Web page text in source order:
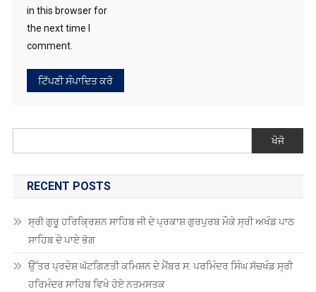
the next time I
comment.
ਖੋਜੋ
RECENT POSTS
ਸਾਹਿਬ ਦੇ ਪਾਏ ਭੋਗ
ਉੱਤਰ ਪ੍ਰਦੇਸ਼ ਘੱਟਗਿਣਤੀ ਕਮਿਸ਼ਨ ਦੇ ਮੈਂਬਰ ਸ. ਪਰਮਿੰਦਰ ਸਿੰਘ ਸੱਚਖੰਡ ਸ੍ਰੀ
ਹਰਿਮੰਦਰ ਸਾਹਿਬ ਵਿਖੇ ਹੋਏ ਨਤਮਸਤਕ